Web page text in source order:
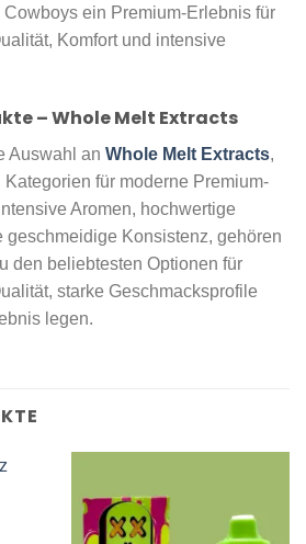
ein Premium-Erlebnis für
Komfort und intensive
– Whole Melt Extracts
Auswahl an Whole Melt Extracts,
für moderne Premium-
Aromen, hochwertige
geschmeidige Konsistenz, gehören
den beliebtesten Optionen für
starke Geschmacksprofile
legen.